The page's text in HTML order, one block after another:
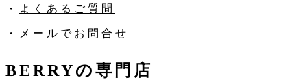
・ よくあるご質問
・ メールでお問合せ
BERRYの専門店